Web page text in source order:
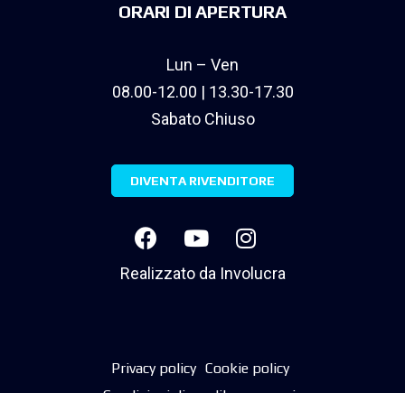
ORARI DI APERTURA
Lun – Ven
08.00-12.00 | 13.30-17.30
Sabato Chiuso
DIVENTA RIVENDITORE
Realizzato da Involucra
Privacy policy Cookie policy